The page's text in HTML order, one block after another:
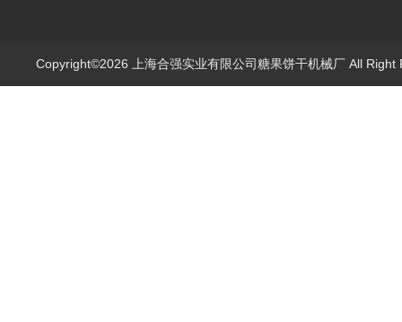
Copyright©2026 上海合强实业有限公司糖果饼干机械厂 All